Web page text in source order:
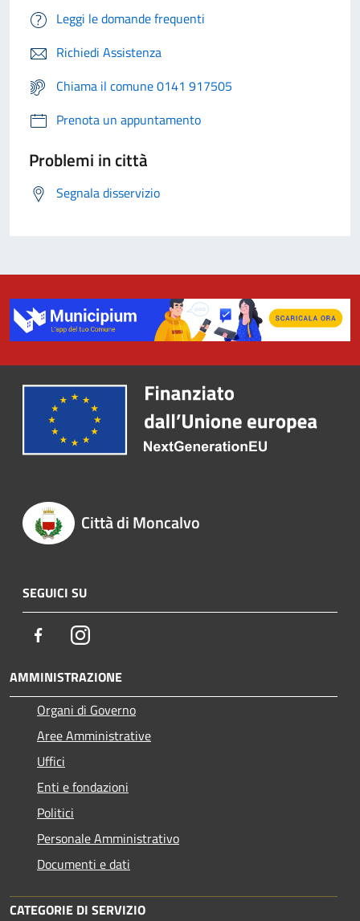
Leggi le domande frequenti
Richiedi Assistenza
Chiama il comune 0141 917505
Prenota un appuntamento
Problemi in città
Segnala disservizio
Città di Moncalvo
SEGUICI SU
FacebookInstagram
AMMINISTRAZIONE
Organi di Governo
Aree Amministrative
Uffici
Enti e fondazioni
Politici
Personale Amministrativo
Documenti e dati
CATEGORIE DI SERVIZIO